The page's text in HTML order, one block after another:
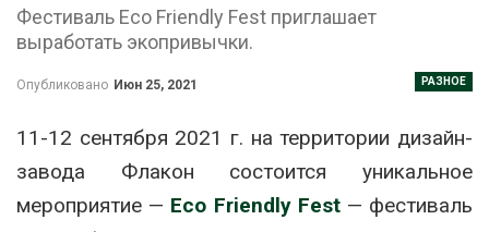
Фестиваль Eco Friendly Fest приглашает
выработать экопривычки.
РАЗНОЕ
Опубликовано Июн 25, 2021
11-12 сентября 2021 г. на территории дизайн-
завода Флакон состоится уникальное
мероприятие — Eco Friendly Fest— фестиваль